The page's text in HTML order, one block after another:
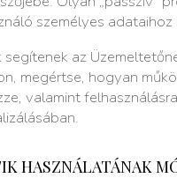
személyes
segítenek az
megértse, hogyan
valamint
HASZNÁLATÁNAK